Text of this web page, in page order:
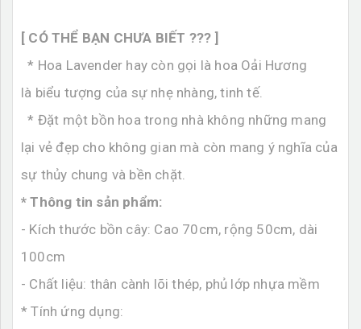
[ CÓ THỂ BẠN CHƯA BIẾT ??? ]
* Hoa Lavender hay còn gọi là hoa Oải Hương
là biểu tượng của sự nhẹ nhàng, tinh tế.
* Đặt một bồn hoa trong nhà không những mang
lại vẻ đẹp cho không gian mà còn mang ý nghĩa của
sự thủy chung và bền chặt.
* Thông tin sản phẩm:
- Kích thước bồn cây: Cao 70cm, rộng 50cm, dài
100cm
- Chất liệu: thân cành lõi thép, phủ lớp nhựa mềm
* Tính ứng dụng: